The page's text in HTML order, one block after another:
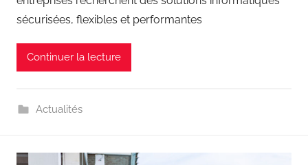
sécurisées, flexibles et performantes
Continuer la lecture
Actualités